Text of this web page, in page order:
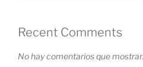
Recent Comments
No hay comentarios que mostrar.